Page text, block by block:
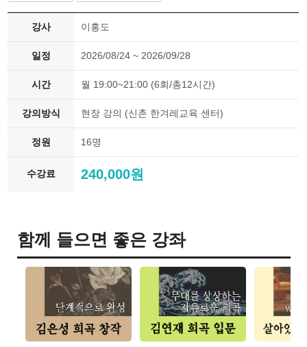
강사 이홍도
일정 2026/08/24 ~ 2026/09/28
시간 월 19:00~21:00 (6회/총12시간)
강의방식 현장 강의 (신촌 한겨레교육 센터)
정원 16명
수강료 240,000원
함께 들으면 좋은 강좌